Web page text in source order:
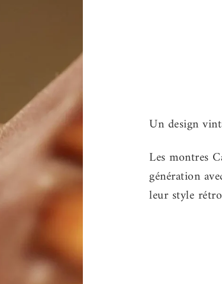
Les montres
génération
leur style